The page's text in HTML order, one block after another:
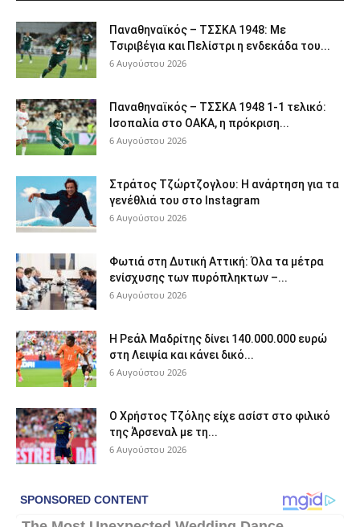
Παναθηναϊκός – ΤΣΣΚΑ 1948: Με
Τσιριβέγια και Πελίστρι η ενδεκάδα του...
6 Αυγούστου 2026
Παναθηναϊκός – ΤΣΣΚΑ 1948 1-1 τελικό:
Ισοπαλία στο ΟΑΚΑ, η πρόκριση...
6 Αυγούστου 2026
Στράτος Τζώρτζογλου: Η ανάρτηση για τα
γενέθλιά του στο Instagram
6 Αυγούστου 2026
Φωτιά στη Δυτική Αττική: Όλα τα μέτρα
ενίσχυσης των πυρόπληκτων –...
6 Αυγούστου 2026
Η Ρεάλ Μαδρίτης δίνει 140.000.000 ευρώ
στη Λειψία και κάνει δικό...
6 Αυγούστου 2026
Ο Χρήστος Τζόλης είχε ασίστ στο φιλικό
της Άρσεναλ με τη...
6 Αυγούστου 2026